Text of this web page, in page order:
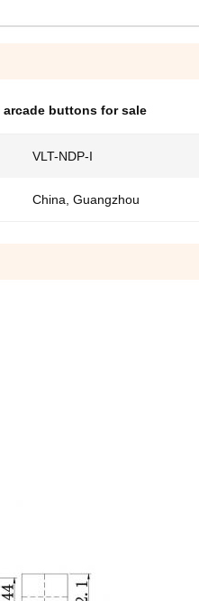
arcade buttons for sale
VLT-NDP-I
China, Guangzhou